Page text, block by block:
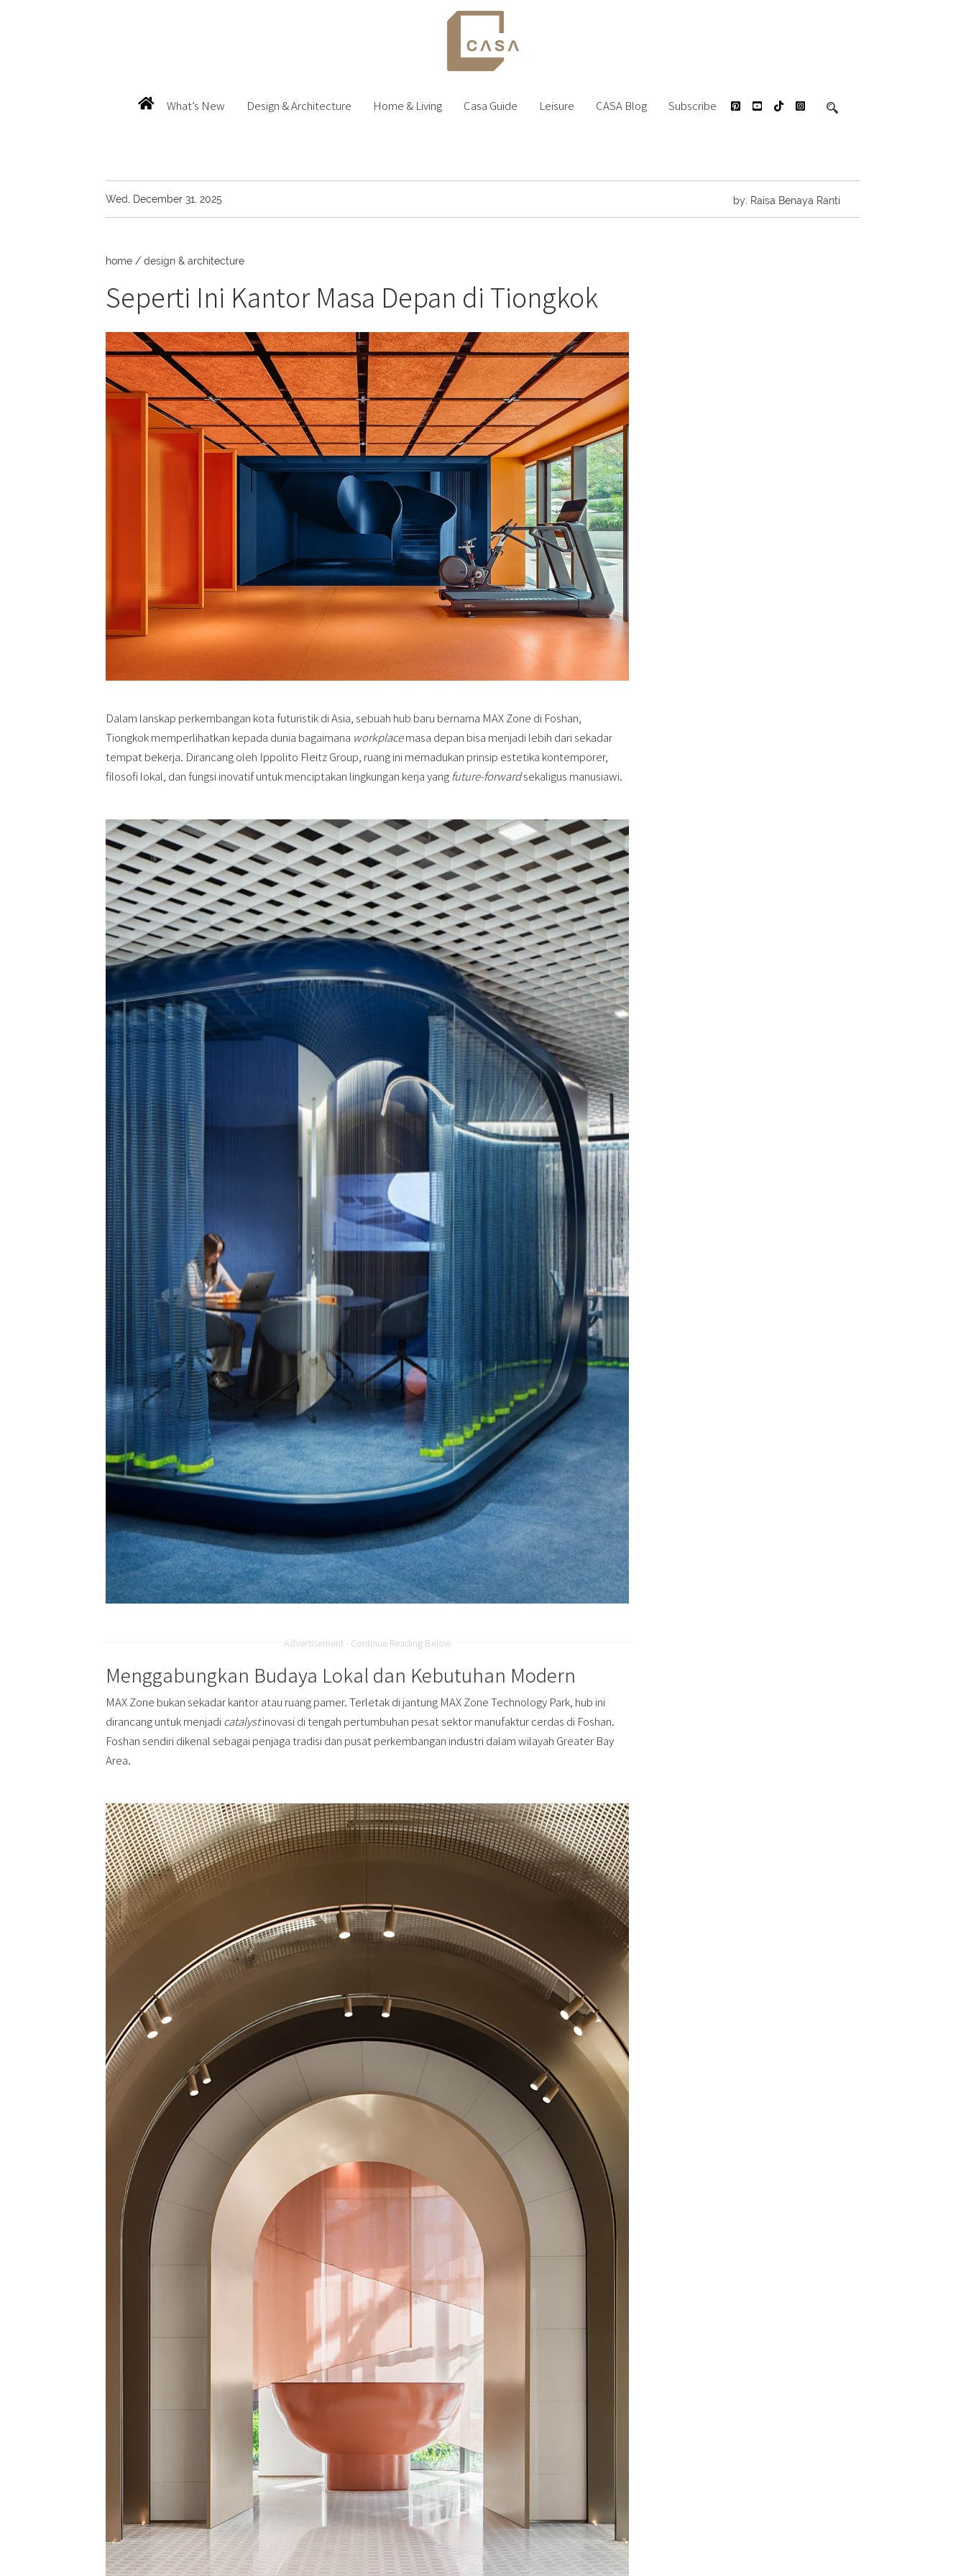
What’s New Design & Architecture Home & Living Casa Guide Leisure CASA Blog Subscribe
Wed, December 31, 2025 by: Raisa Benaya Ranti
home / design & architecture
Seperti Ini Kantor Masa Depan di Tiongkok
Dalam lanskap perkembangan kota futuristik di Asia, sebuah hub baru bernama MAX Zone di Foshan,
Tiongkokmemperlihatkan kepada dunia bagaimana workplacemasa depan bisa menjadi lebih dari sekadar
tempat bekerja. Dirancang oleh Ippolito Fleitz Group , ruang ini memadukan prinsip estetika kontemporer,
filosofi lokal, dan fungsi inovatif untuk menciptakan lingkungan kerja yang future-forwardsekaligus manusiawi.
Advertisement - Continue Reading Below
Menggabungkan Budaya Lokal dan Kebutuhan Modern
MAX Zone bukan sekadar kantor atau ruang pamer. Terletak di jantung MAX Zone Technology Park, hub ini
dirancang untuk menjadi catalystinovasi di tengah pertumbuhan pesat sektor manufaktur cerdas di Foshan.
Foshan sendiri dikenal sebagai penjaga tradisi dan pusat perkembangan industri dalam wilayah Greater Bay
Area.